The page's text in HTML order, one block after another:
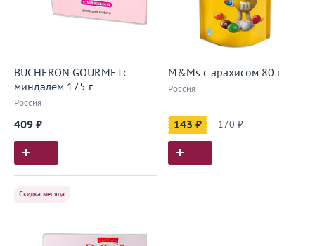
BUCHERON GOURMETс
миндалем 175 г
Россия
409 ₽
M&Ms с арахисом 80 г
Россия
143 ₽ 170 ₽
Скидка месяца